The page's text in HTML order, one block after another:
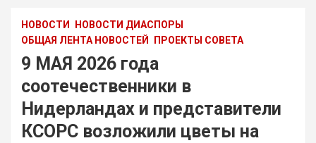
НОВОСТИ
НОВОСТИ ДИАСПОРЫ
ОБЩАЯ ЛЕНТА НОВОСТЕЙ
ПРОЕКТЫ СОВЕТА
9 МАЯ 2026 года
соотечественники в
Нидерландах и представители
КСОРС возложили цветы на